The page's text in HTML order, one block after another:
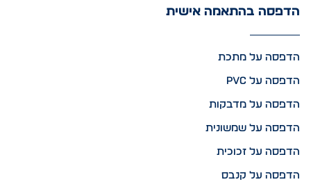
הדפסה בהתאמה אישית
הדפסה על מתכת
הדפסה על PVC
הדפסה על מדבקות
הדפסה על שמשונית
הדפסה על זכוכית
הדפסה על קנבס